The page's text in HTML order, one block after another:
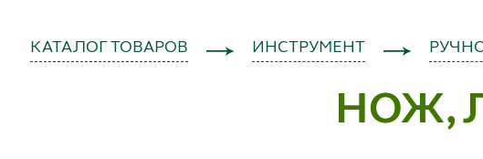
КАТАЛОГ ТОВАРОВ ИНСТРУМЕНТ
НОЖ,